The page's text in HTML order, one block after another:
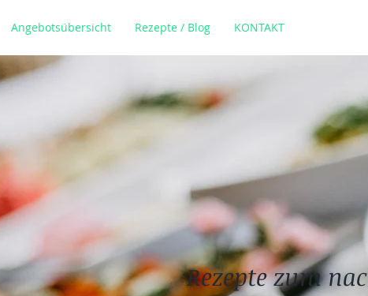
Angebotsübersicht Rezepte / Blog KONTAKT
Rezepte zum